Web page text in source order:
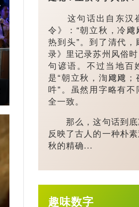
这句话出自东汉
令》：“朝立秋，冷飕
热到头”。到了清代，
录》里记录苏州风俗
句谚语。不过当地百
是“朝立秋，渹飕飕
吽”。虽然用字略有不
全一致。
那么，这句话到底
反映了古人的一种朴
秋的精确...
趣味数字